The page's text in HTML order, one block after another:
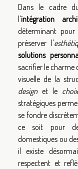
Dans le cadre
l'intégration
déterminant pour
préserver l'
solutions
sacrifier le charme
visuelle de la
designet le
stratégiques
se fondre
ce soit pour
domestiques ou
il existe
respectent et